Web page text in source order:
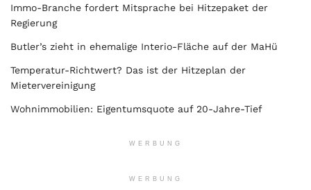
Immo-Branche fordert Mitsprache bei Hitzepaket der
Regierung
Butler’s zieht in ehemalige Interio-Fläche auf der MaHü
Temperatur-Richtwert? Das ist der Hitzeplan der
Mietervereinigung
Wohnimmobilien: Eigentumsquote auf 20-Jahre-Tief
WERBUNG
WERBUNG